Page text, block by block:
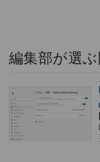
編集部が選